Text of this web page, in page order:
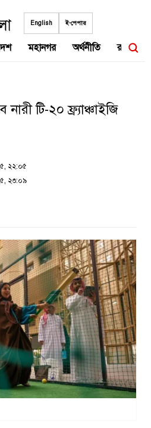
English ই-পেপার
মহানগর অর্থনীতি রাজনীতি
টি-২০ ফ্র্যাঞ্চাইজি
২২:০৫
২৩:০৯